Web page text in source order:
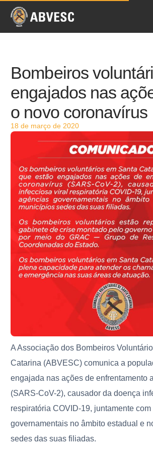
Bombeiros
engajados nas
o novo coronavírus
18 de março de 2020
A Associação dos Bombeiros
Catarina (ABVESC) comunica a
engajada nas ações de enfrentamento
(SARS-CoV-2), causador da doença
respiratória COVID-19, juntamente
governamentais no âmbito estadual e
sedes das suas filiadas.